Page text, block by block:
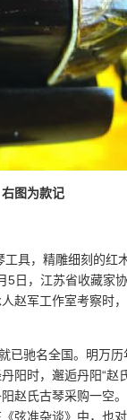
图为款记
工具，精雕细刻的
5日，江苏省收藏家
赵军工作室考察时
已驰名全国。明万
阳时，邂逅丹阳“赵
赵氏古琴采购一空
弦准杂谈》中，也